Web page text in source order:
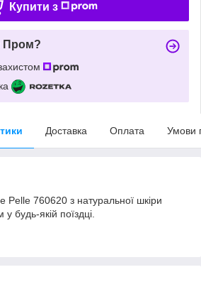
Купити з
Пром?
Доставка Оплата Умови
760620 з натуральної шкіри
будь-якій поїздці.